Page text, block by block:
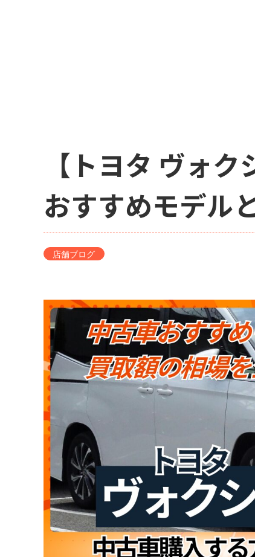
【トヨタ ヴォ
おすすめモデル
店舗ブログ